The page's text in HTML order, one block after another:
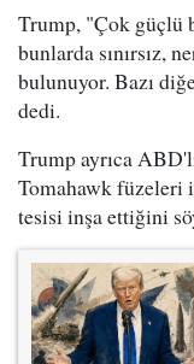
Trump, "Çok güçlü
bunlarda sınırsız,
bulunuyor. Bazı
dedi.
Trump ayrıca
Tomahawk füzeleri
tesisi inşa ettiğini